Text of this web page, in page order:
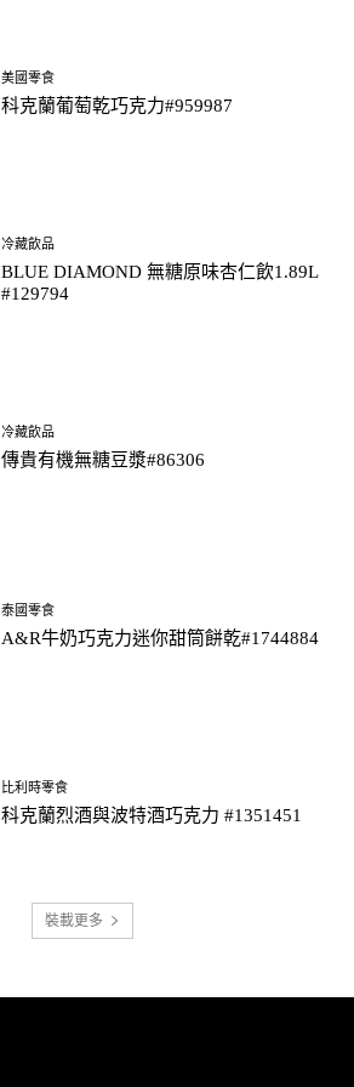
美國零食
科克蘭葡萄乾巧克力#959987
冷藏飲品
BLUE DIAMOND 無糖原味杏仁飲1.89L
#129794
冷藏飲品
傳貴有機無糖豆漿#86306
泰國零食
A&R牛奶巧克力迷你甜筒餅乾#1744884
比利時零食
科克蘭烈酒與波特酒巧克力 #1351451
裝載更多